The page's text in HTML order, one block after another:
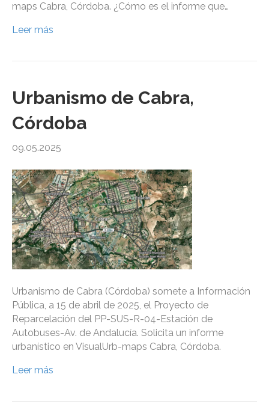
maps Cabra, Córdoba. ¿Cómo es el informe que…
Leer más
Urbanismo de Cabra,
Córdoba
09.05.2025
Urbanismo de Cabra (Córdoba) somete a Información
Pública, a 15 de abril de 2025, el Proyecto de
Reparcelación del PP-SUS-R-04-Estación de
Autobuses-Av. de Andalucía. Solicita un informe
urbanístico en VisualUrb-maps Cabra, Córdoba.
Leer más